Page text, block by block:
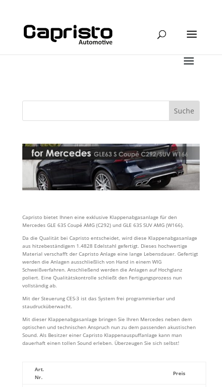
Capristo bietet Ihnen eine exklusive Klappenabgasanlage für den
Mercedes GLE 63S Coupé AMG (C292) und GLE 63S SUV AMG (W166).
Da die Qualität bei Capristo entscheidet, wird diese Klappenabgasanlage
aus hitzebeständigem 1.4828 Edelstahl gefertigt. Dieses hochwertige
Material verschafft der Capristo Anlage eine lange Lebensdauer. Gefertigt
werden die Anlagen ausschließlich von Hand in einem WIG
Schweißverfahren. Anschließend werden die Anlagen auf Hochglanz
poliert. Eine Qualitätskontrolle schließt den Fertigungsprozess nun
vollständig ab.
Mit der Steuerung CES-3 ist das System frei programmierbar und
staudrucküberwacht.
Mit dieser Klappenabgasanlage bringen Sie Ihren Mercedes neben dem
optischen und technischen Anspruch nun zu dem passenden akustischen
Sound. Als Besitzer einer Capristo Klappenauspuffanlage kann man
dauerhaft einen tollen Sound erleben. Überzeugen Sie sich selbst!
Art.
Nr.
Preis